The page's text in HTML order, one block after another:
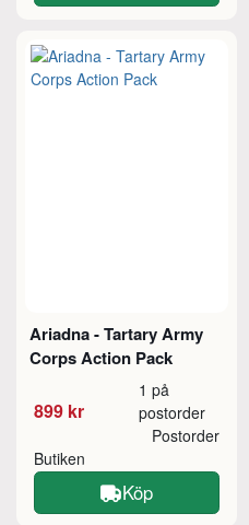
Ariadna - Tartary Army
Corps Action Pack
899 kr
1 på
postorder
Butiken
Postorder
Köp